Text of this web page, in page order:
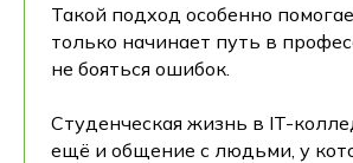
Такой подход особенно
только начинает путь в
не бояться ошибок.
Студенческая жизнь в IT-
ещё и общение с людьми, у